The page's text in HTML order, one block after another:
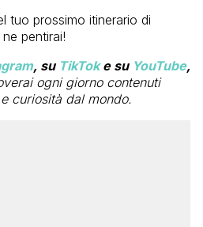
tuo prossimo itinerario di
pentirai!
, su TikToke su YouTube,
ogni giorno contenuti
curiosità dal mondo.